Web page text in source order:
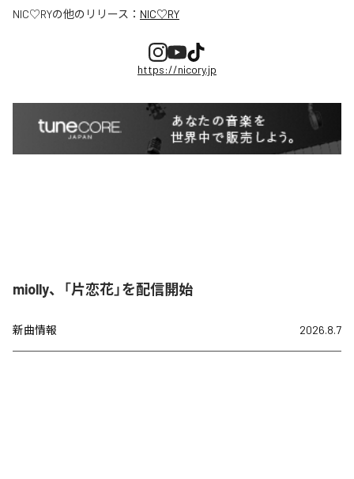
NIC♡RYの他のリリース： NIC♡RY
https://nicory.jp
miolly、「片恋花」を配信開始
新曲情報 2026.8.7